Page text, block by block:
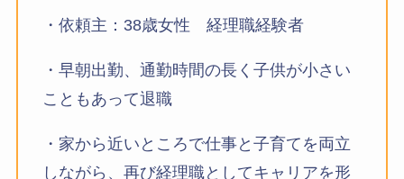
・依頼主：38歳女性 経理職経験者
・早朝出勤、通勤時間の長く子供が小さい
こともあって退職
・家から近いところで仕事と子育てを両立
しながら、再び経理職としてキャリアを形